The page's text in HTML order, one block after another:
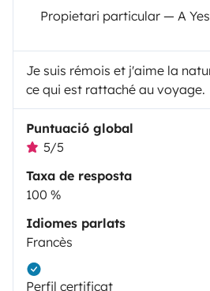
Propietari particular — A
Je suis rémois et j'aime la
ce qui est rattaché au voyage.
Puntuació global
5/5
Taxa de resposta
100 %
Idiomes parlats
Francès
Perfil certificat